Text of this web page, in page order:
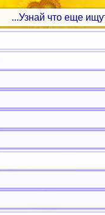
...Узнай что еще